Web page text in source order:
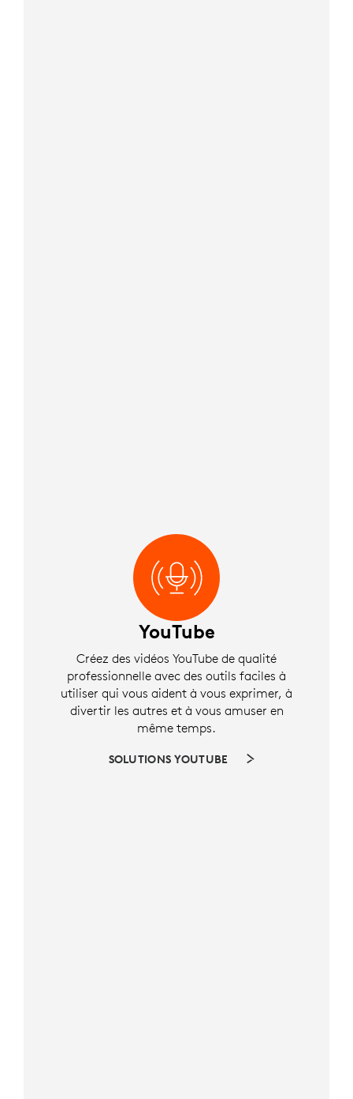
YouTube
Créez des vidéos YouTube de qualité
professionnelle avec des outils faciles à
utiliser qui vous aident à vous exprimer, à
divertir les autres et à vous amuser en
même temps.
SOLUTIONS YOUTUBE